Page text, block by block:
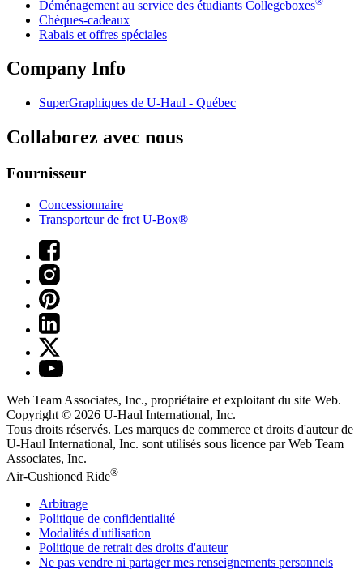
Déménagement au service des étudiants Collegeboxes
Chèques-cadeaux
Rabais et offres spéciales
Company Info
SuperGraphiques de U-Haul - Québec
Collaborez avec nous
Fournisseur
Concessionnaire
Transporteur de fret U-Box®
Web Team Associates, Inc., propriétaire et exploitant du site Web.
Copyright © 2026 U-Haul International, Inc.
Tous droits réservés. Les marques de commerce et droits d'auteur de
U-Haul International, Inc. sont utilisés sous licence par Web Team
Associates, Inc.
Air-Cushioned Ride®
Arbitrage
Politique de confidentialité
Modalités d'utilisation
Politique de retrait des droits d'auteur
Ne pas vendre ni partager mes renseignements personnels